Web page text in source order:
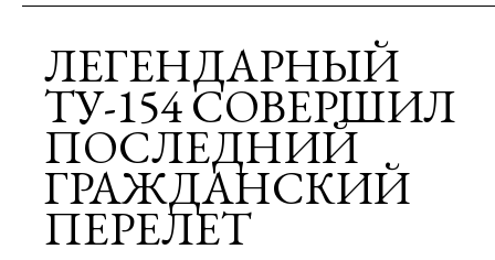
ЛЕГЕНДАРНЫЙ
ТУ-154 СОВЕРШИЛ
ПОСЛЕДНИЙ
ГРАЖДАНСКИЙ
ПЕРЕЛЕТ